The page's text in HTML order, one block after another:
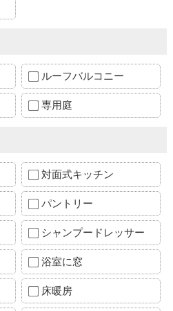
ルーフバルコニー
専用庭
対面式キッチン
パントリー
シャンプードレッサー
浴室に窓
床暖房